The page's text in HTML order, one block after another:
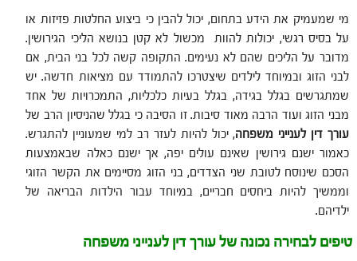
מי שמעמיק את הידע בתחום, יכול להבין כי ביצוע החלטות פזיזות או
על בסיס רגשי, יכולות להוות מכשול לא קטן בנושא הליכי הגירושין.
מדובר על הליכים שהם לא נעימים. התקופה קשה לכל בני הבית, אם
לבני הזוג ובמיוחד לילדים שיצטרכו להתמודד עם מציאות חדשה. יש
שמתגרשים בגלל בגידה, בגלל בעיות כלכליות, התמכרויות של אחד
מבני הזוג ועוד הרבה מאוד סיבות. זו הסיבה כי בגלל שהניסיון הרב של
עורך דין לענייני משפחה, יכול להיות לעזר רב למי שמעוניין להתגרש.
כאמור ישנם גירושין שאינם עולים יפה, אך ישנם כאלה שבאמצעות
הסכם שינוסח לטובת שני הצדדים, בני הזוג מסיימים את הקשר הזוגי
וממשיך להיות ביחסים חבריים, במיוחד עבור הילדות הבריאה של
ילדיהם.
טיפים לבחירה נכונה של עורך דין לענייני משפחה